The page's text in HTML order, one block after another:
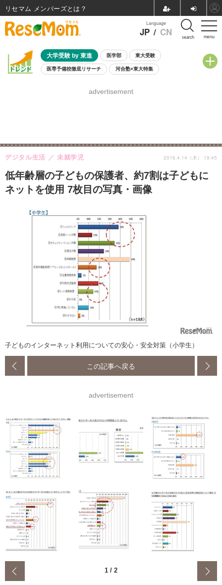
menu
Language
JP / CN search
大学受験 by 東進 医学部 東大受験
医専予備校徹底リサーチ 河合塾×東大特集
8月開催学校説明会・相談会
advertisement
低年齢層の子どもの保護者、約7割は子どもに
ネットを使用 7枚目の写真・画像
デジタル生活 未就学児 2016.4.14（木） 19:45
子どものインターネット利用についての安心・安全対策（小学生）
この記事へ戻る
advertisement
1 / 2
リセマム メンバーズ